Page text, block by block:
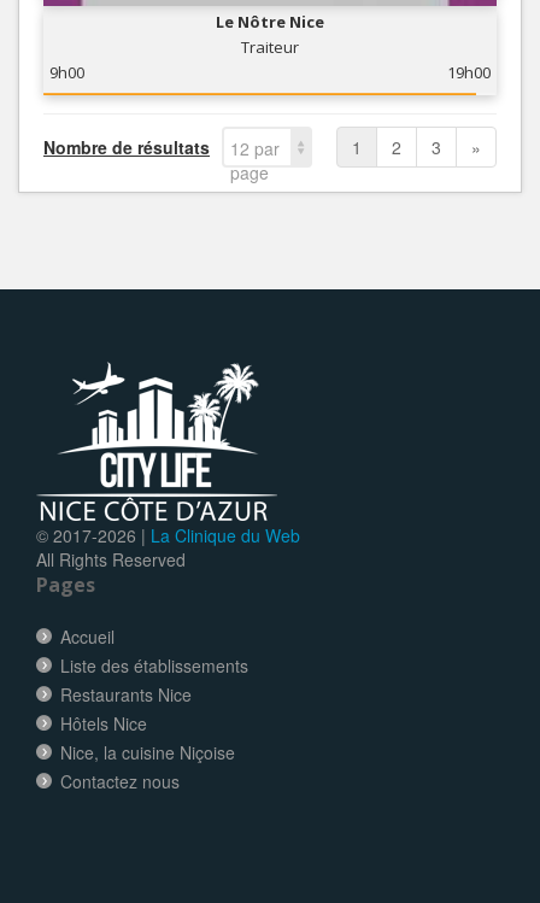
Le Nôtre Nice
Traiteur
9h00
19h00
Nombre de résultats
12 par
page
1 2 3 »
© 2017-2026 | La Clinique du Web
All Rights Reserved
Pages
Accueil
Liste des établissements
Restaurants Nice
Hôtels Nice
Nice, la cuisine Niçoise
Contactez nous